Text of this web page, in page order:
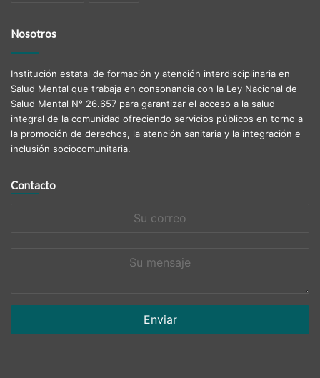
Nosotros
Institución estatal de formación y atención interdisciplinaria en
Salud Mental que trabaja en consonancia con la Ley Nacional de
Salud Mental N° 26.657 para garantizar el acceso a la salud
integral de la comunidad ofreciendo servicios públicos en torno a
la promoción de derechos, la atención sanitaria y la integración e
inclusión sociocomunitaria.
Contacto